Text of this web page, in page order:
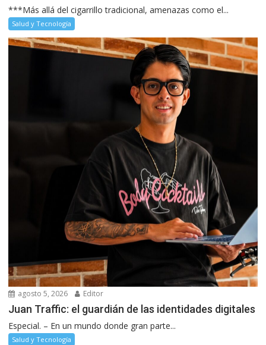
***Más allá del cigarrillo tradicional, amenazas como el...
Salud y Tecnología
agosto 5, 2026 Editor
Juan Traffic: el guardián de las identidades digitales
Especial. – En un mundo donde gran parte...
Salud y Tecnología